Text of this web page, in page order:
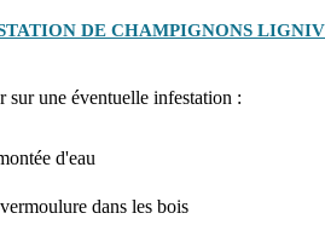
DE CHAMPIGNONS
une éventuelle infestation :
d'eau
dans les bois